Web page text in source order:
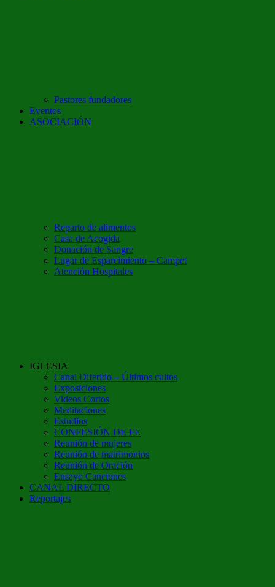
Pastores fundadores
Eventos
ASOCIACIÓN
Reparto de alimentos
Casa de Acogida
Donación de Sangre
Lugar de Esparcimiento – Campet
Atención Hospitales
IGLESIA
Canal Diferido – Últimos cultos
Exposiciones
Videos Cortos
Meditaciones
Estudios
CONFESIÓN DE FE
Reunión de mujeres
Reunión de matrimonios
Reunión de Oración
Ensayo Canciones
CANAL DIRECTO
Reportajes